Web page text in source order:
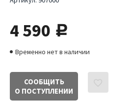
4 590 руб.
Временно нет в наличии
СООБЩИТЬ
О ПОСТУПЛЕНИИ